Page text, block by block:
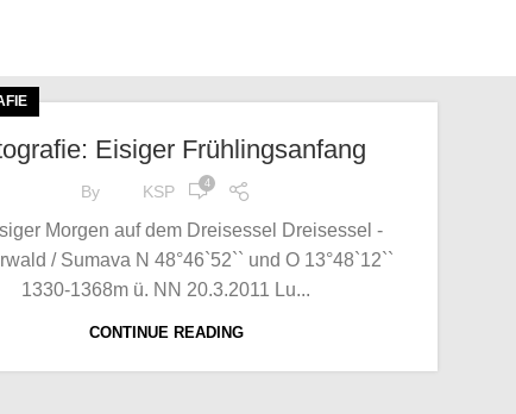
Eisiger Frühlingsanfang
By KSP 4
Morgen auf dem Dreisessel Dreisessel -
/ Sumava N 48°46`52`` und O 13°48`12``
1330-1368m ü. NN 20.3.2011 Lu...
CONTINUE READING